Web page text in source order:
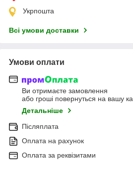
Укрпошта
Всі умови доставки
Умови оплати
Ви отримаєте замовлення
або гроші повернуться на вашу
Детальніше
Післяплата
Оплата на рахунок
Оплата за реквізитами